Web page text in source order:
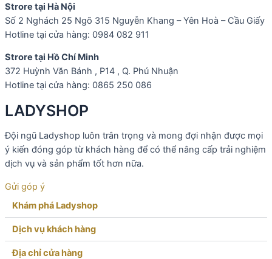
Strore tại Hà Nội
Số 2 Nghách 25 Ngõ 315 Nguyễn Khang – Yên Hoà – Cầu Giấy
Hotline tại cửa hàng: 0984 082 911
Strore tại Hồ Chí Minh
372 Huỳnh Văn Bánh , P14 , Q. Phú Nhuận
Hotline tại cửa hàng: 0865 250 086
LADYSHOP
Đội ngũ Ladyshop luôn trân trọng và mong đợi nhận được mọi
ý kiến đóng góp từ khách hàng để có thể nâng cấp trải nghiệm
dịch vụ và sản phẩm tốt hơn nữa.
Gửi góp ý
Khám phá Ladyshop​
Dịch vụ khách hàng​
Địa chỉ cửa hàng